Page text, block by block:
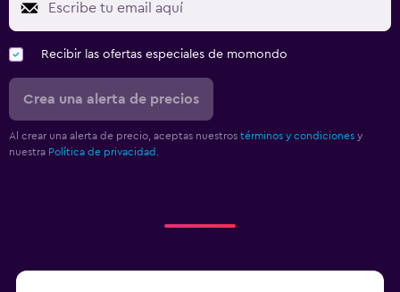
Recibir las ofertas especiales de momondo
Crea una alerta de precios
Al crear una alerta de precio, aceptas nuestros términos y condiciones y
nuestra Política de privacidad.